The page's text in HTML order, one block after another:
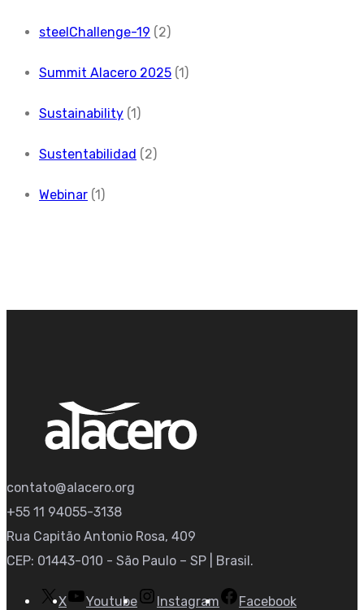
steelChallenge-19 (2)
Summit Alacero 2025 (1)
Sustainability (1)
Sustentabilidad (2)
Webinar (1)
contato@alacero.org
+55 11 94055-3138
Rua Capitão Antonio Rosa, 409
CEP: 01443-010 - São Paulo – SP | Brasil.
X Youtube Instagram
Facebook